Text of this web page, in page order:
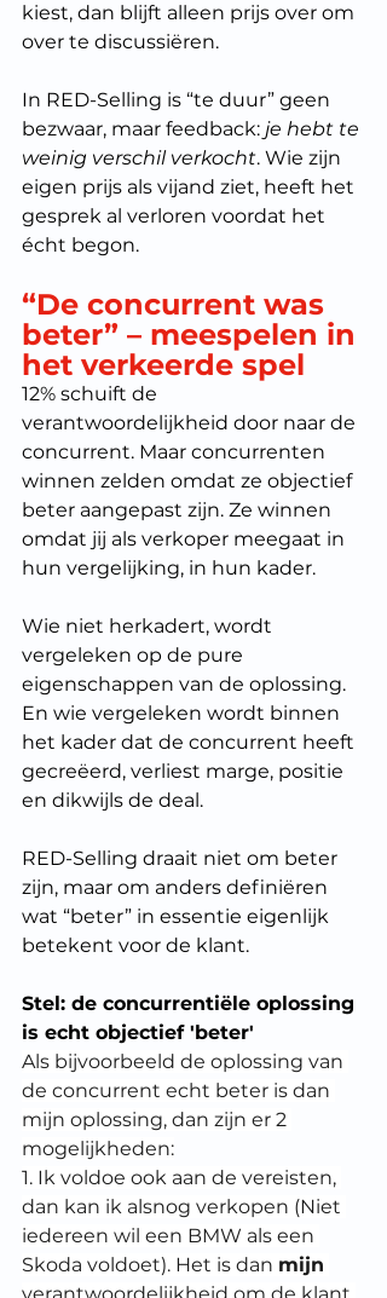
kiest, dan blijft alleen prijs over om
over te discussiëren.
In RED-Selling is “te duur” geen
bezwaar, maar feedback: je hebt te
weinig verschil verkocht. Wie zijn
eigen prijs als vijand ziet, heeft het
gesprek al verloren voordat het
écht begon.
“De concurrent was
beter” – meespelen in
het verkeerde spel
12% schuift de
verantwoordelijkheid door naar de
concurrent. Maar concurrenten
winnen zelden omdat ze objectief
beter aangepast zijn. Ze winnen
omdat jij als verkoper meegaat in
hun vergelijking, in hun kader.
Wie niet herkadert, wordt
vergeleken op de pure
eigenschappen van de oplossing.
En wie vergeleken wordt binnen
het kader dat de concurrent heeft
gecreëerd, verliest marge, positie
en dikwijls de deal.
RED-Selling draait niet om beter
zijn, maar om anders definiëren
wat “beter” in essentie eigenlijk
betekent voor de klant.
Stel: de concurrentiële oplossing
is echt objectief 'beter'
Als bijvoorbeeld de oplossing van
de concurrent echt beter is dan
mijn oplossing, dan zijn er 2
mogelijkheden:
1. Ik voldoe ook aan de vereisten,
dan kan ik alsnog verkopen (Niet
iedereen wil een BMW als een
Skoda voldoet). Het is dan mijn